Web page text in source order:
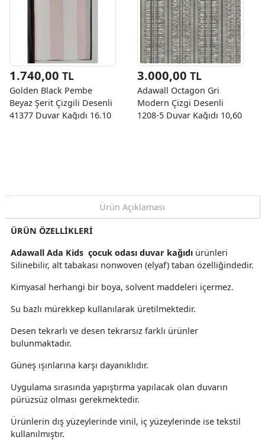
1.740,00 TL
Golden Black Pembe
Beyaz Şerit Çizgili Desenli
41377 Duvar Kağıdı 16.10
3.000,00 TL
Adawall Octagon Gri
Modern Çizgi Desenli
1208-5 Duvar Kağıdı 10,60
Ürün Açıklaması
ÜRÜN ÖZELLİKLERİ
Adawall Ada Kids çocuk odası duvar kağıdı ürünleri
Silinebilir, alt tabakası nonwoven (elyaf) taban özelliğindedir.
Kimyasal herhangi bir boya, solvent maddeleri içermez.
Su bazlı mürekkep kullanılarak üretilmektedir.
Desen tekrarlı ve desen tekrarsız farklı ürünler
bulunmaktadır.
Güneş ışınlarına karşı dayanıklıdır.
Uygulama sırasında yapıştırma yapılacak olan duvarın
pürüzsüz olması gerekmektedir.
Ürünlerin dış yüzeylerinde vinil, iç yüzeylerinde ise tekstil
kullanılmıştır.